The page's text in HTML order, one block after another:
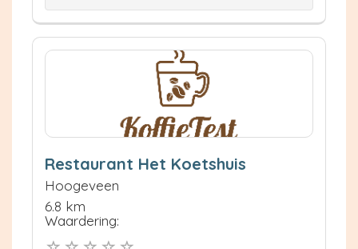
Restaurant Het Koetshuis
Hoogeveen
6.8 km
Waardering: